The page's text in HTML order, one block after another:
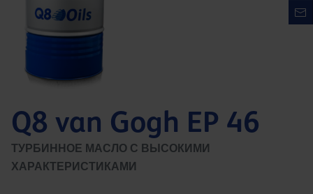
Q8 van Gogh EP 46
ТУРБИННОЕ МАСЛО С ВЫСОКИМИ
ХАРАКТЕРИСТИКАМИ